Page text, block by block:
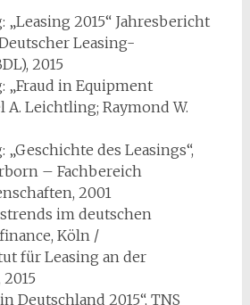
2015“ Jahresbericht
Leasing-
2015
„Fraud in Equipment
A. Leichtling; Raymond W.
des Leasings“,
– Fachbereich
2001
im deutschen
Köln /
für Leasing an der
Deutschland 2015“, TNS